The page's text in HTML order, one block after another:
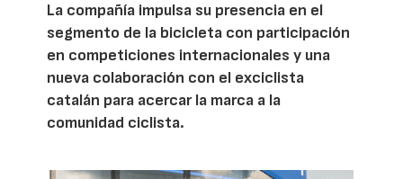
La compañía impulsa su presencia en el
segmento de la bicicleta con participación
en competiciones internacionales y una
nueva colaboración con el exciclista
catalán para acercar la marca a la
comunidad ciclista.